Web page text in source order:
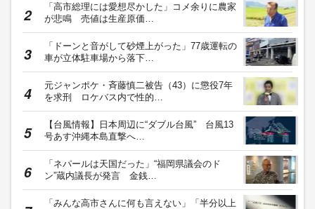
「高市総理には愛想尽かした」コメ余りに農家
が悲鳴 売値は生産原価…
「ドーンと音がして砂煙上がった」77歳運転の
車が立体駐車場から落下…
元ジャンポケ・斉藤慎二被告（43）に懲役7年
を求刑 ロケバス内で性的…
【台風情報】日本周辺に“ダブル台風” 台風13
号あす沖縄本島直撃へ…
「ネパールは天国だった」“福岡県議会のド
ン”蔵内議長が発言 金銭…
「みんな高市さんに何も言えない」「半分以上